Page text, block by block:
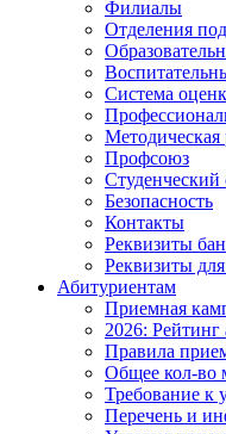
Филиалы
Отделения
Система
Методическая
Профсоюз
Студенческий
Безопасность
Контакты
Реквизиты
Реквизиты
Абитуриентам
Приемная
2026: Рейтинг
Правила
Общее кол-во
Требование к
Перечень и